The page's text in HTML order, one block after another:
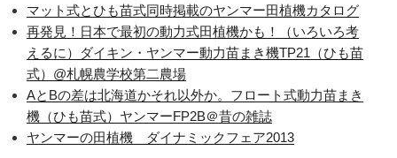
マット式とひも苗式同時掲載のヤンマー田植機カタログ
再発見！日本で最初の動力式田植機かも！（いろいろ考
えるに）ダイキン・ヤンマー動力苗まき機TP21（ひも苗
式）@札幌農学校第二農場
AとBの差は北海道かそれ以外か。フロート式動力苗まき
機（ひも苗式）ヤンマーFP2B＠昔の雑誌
ヤンマーの田植機 ダイナミックフェア2013